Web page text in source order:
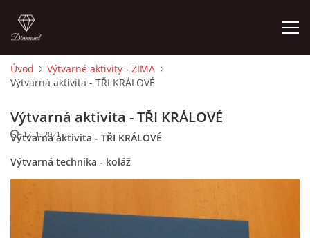
ÚVOD
O MĚ
FOTOALBUM
DĚJINY VÝTVARNÉHO UMĚNÍ
Úvod
Výtvarné aktivity - ZIMA
Výtvarná aktivita - TŘI KRÁLOVÉ
Výtvarná aktivita - TŘI KRÁLOVÉ
Výtvarná aktivita - TŘI KRÁLOVÉ
Výtvarná technika - koláž
17. 1. 2021